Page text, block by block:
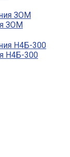
ЗОМ
Н4Б-300